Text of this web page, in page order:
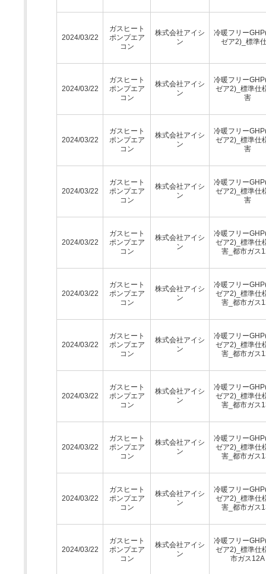
2024/03/22
ガスヒート
ポンプエア
コン
株式会社アイシ
ン
冷暖フリー
ゼア2)_標準
2024/03/22
ガスヒート
ポンプエア
コン
株式会社アイシ
ン
冷暖フリー
ゼア2)_標準仕
害
2024/03/22
ガスヒート
ポンプエア
コン
株式会社アイシ
ン
冷暖フリー
ゼア2)_標準仕
害
2024/03/22
ガスヒート
ポンプエア
コン
株式会社アイシ
ン
冷暖フリー
ゼア2)_標準仕
害
2024/03/22
ガスヒート
ポンプエア
コン
株式会社アイシ
ン
冷暖フリー
ゼア2)_標準仕
害_都市ガス
2024/03/22
ガスヒート
ポンプエア
コン
株式会社アイシ
ン
冷暖フリー
ゼア2)_標準仕
害_都市ガス
2024/03/22
ガスヒート
ポンプエア
コン
株式会社アイシ
ン
冷暖フリー
ゼア2)_標準仕
害_都市ガス
2024/03/22
ガスヒート
ポンプエア
コン
株式会社アイシ
ン
冷暖フリー
ゼア2)_標準仕
害_都市ガス
2024/03/22
ガスヒート
ポンプエア
コン
株式会社アイシ
ン
冷暖フリー
ゼア2)_標準仕
害_都市ガス
2024/03/22
ガスヒート
ポンプエア
コン
株式会社アイシ
ン
冷暖フリー
ゼア2)_標準仕
害_都市ガス
2024/03/22
ガスヒート
ポンプエア
コン
株式会社アイシ
ン
冷暖フリー
ゼア2)_標準仕
市ガス12A